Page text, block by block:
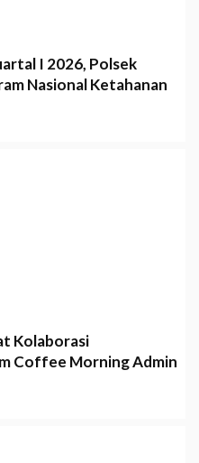
I 2026, Polsek
Nasional Ketahanan
Kolaborasi
Coffee Morning Admin